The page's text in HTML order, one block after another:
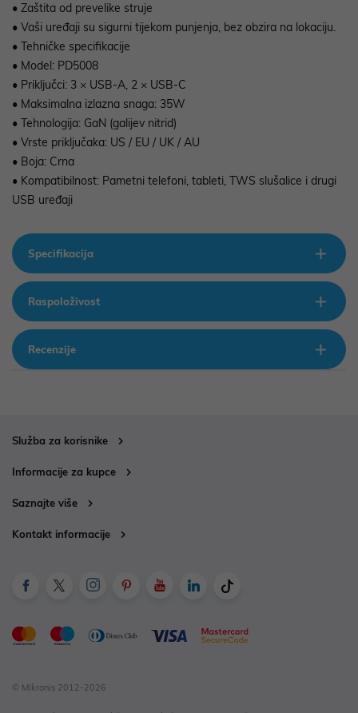
• Zaštita od prevelike struje
• Vaši uređaji su sigurni tijekom punjenja, bez obzira na lokaciju.
• Tehničke specifikacije
• Model: PD5008
• Priključci: 3 × USB-A, 2 × USB-C
• Maksimalna izlazna snaga: 35W
• Tehnologija: GaN (galijev nitrid)
• Vrste priključaka: US / EU / UK / AU
• Boja: Crna
• Kompatibilnost: Pametni telefoni, tableti, TWS slušalice i drugi
USB uređaji
Specifikacija
Raspoloživost
Recenzije
Služba za korisnike
Informacije za kupce
Saznajte više
Kontakt informacije
© Mikronis 2012-2026